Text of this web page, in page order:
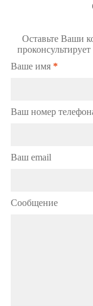
Оставьте Ваши
Ваше имя *
Ваш номер
Ваш email
Сообщение